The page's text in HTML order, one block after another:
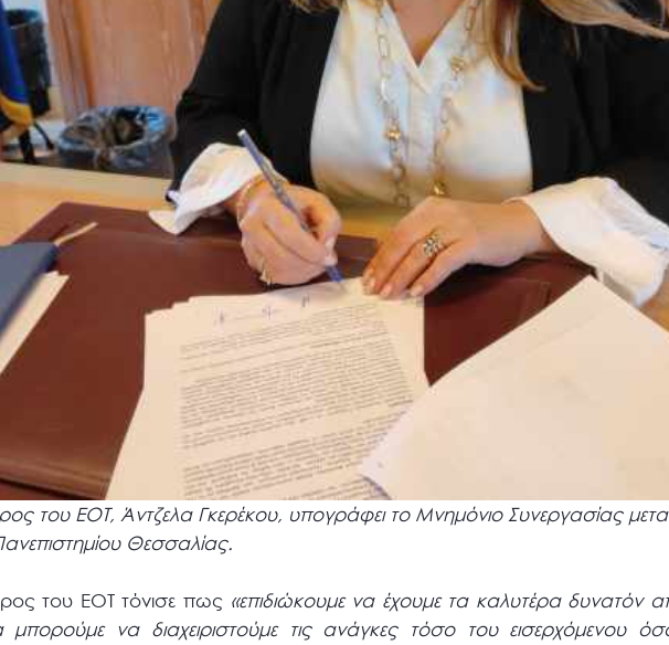
του ΕΟΤ, Άντζελα Γκερέκου, υπογράφει το Μνημόνιο Συνεργασίας
Θεσσαλίας.
του ΕΟΤ τόνισε πως «επιδιώκουμε να έχουμε τα καλυτέρα δυνατόν
να διαχειριστούμε τις ανάγκες τόσο του εισερχόμενου